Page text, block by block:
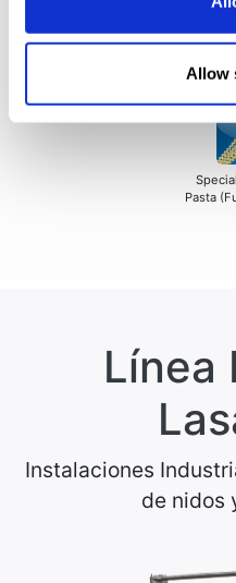
Allow
Pasta
Pasta
Línea
Instalaciones
de nidos